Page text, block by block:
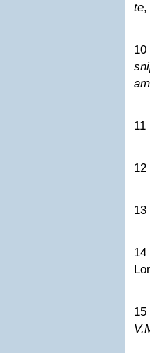
te,
10
11
12
13
15